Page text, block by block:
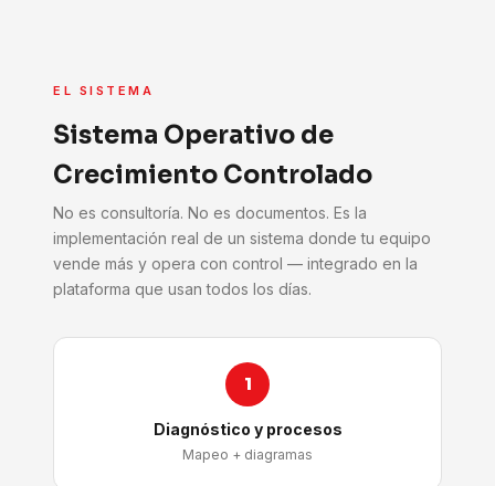
EL SISTEMA
Sistema Operativo de
Crecimiento Controlado
No es consultoría. No es documentos. Es la
implementación real de un sistema donde tu equipo
vende más y opera con control — integrado en la
plataforma que usan todos los días.
1
Diagnóstico y procesos
Mapeo + diagramas